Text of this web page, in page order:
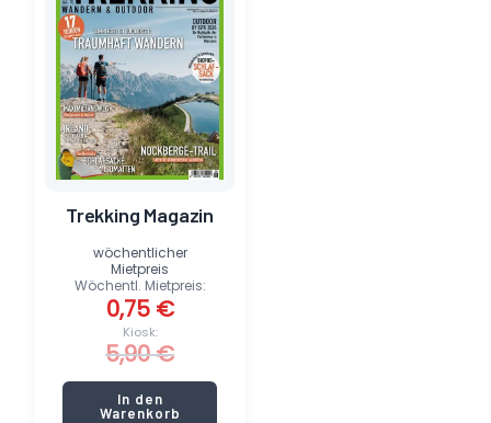
Trekking Magazin
Kiosk:
5,90€
5,90 €
Wöchentl. Mietpreis:
0,75 €
0,75 €.
wöchentlicher
Mietpreis
In den
Warenkorb